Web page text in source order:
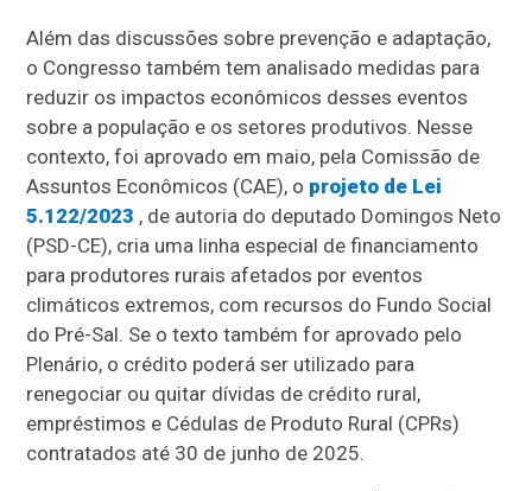
Além das discussões sobre prevenção e adaptação,
o Congresso também tem analisado medidas para
reduzir os impactos econômicos desses eventos
sobre a população e os setores produtivos. Nesse
contexto, foi aprovado em maio, pela Comissão de
Assuntos Econômicos (CAE), o projeto de Lei
5.122/2023 , de autoria do deputado Domingos Neto
(PSD-CE), cria uma linha especial de financiamento
para produtores rurais afetados por eventos
climáticos extremos, com recursos do Fundo Social
do Pré-Sal. Se o texto também for aprovado pelo
Plenário, o crédito poderá ser utilizado para
renegociar ou quitar dívidas de crédito rural,
empréstimos e Cédulas de Produto Rural (CPRs)
contratados até 30 de junho de 2025.